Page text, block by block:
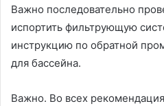
Важно последовательно
испортить фильтрующую
инструкцию по обратной
для бассейна.
Важно. Во всех